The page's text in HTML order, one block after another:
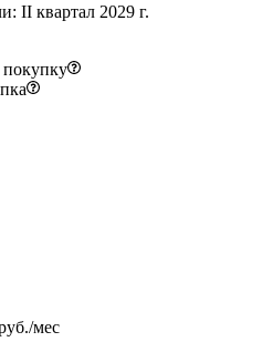
II квартал 2029 г.
мес